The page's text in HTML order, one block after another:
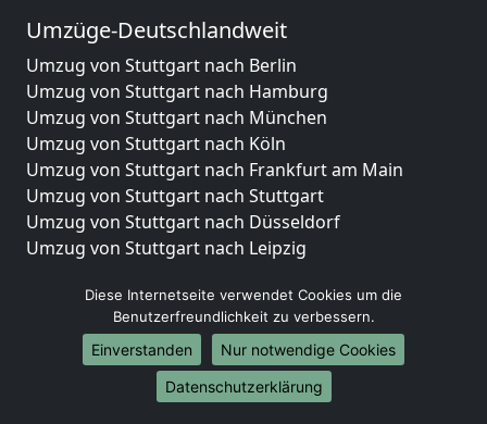
Umzüge-Deutschlandweit
Umzug von Stuttgart nach Berlin
Umzug von Stuttgart nach Hamburg
Umzug von Stuttgart nach München
Umzug von Stuttgart nach Köln
Umzug von Stuttgart nach Frankfurt am Main
Umzug von Stuttgart nach Stuttgart
Umzug von Stuttgart nach Düsseldorf
Umzug von Stuttgart nach Leipzig
Umzug von Stuttgart nach Essen
Umzug von Stuttgart nach Bremen
Umzug von Stuttgart nach Dresden
Umzug von Stuttgart nach Hannover
Umzug von Stuttgart nach Nürnberg
Diese Internetseite verwendet Cookies um die
Benutzerfreundlichkeit zu verbessern.
Einverstanden
Nur notwendige Cookies
Datenschutzerklärung